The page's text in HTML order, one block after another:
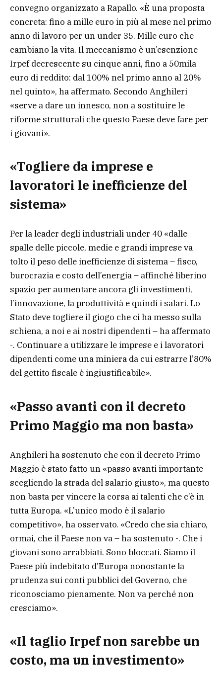
convegno organizzato a Rapallo. «È una proposta
concreta: fino a mille euro in più al mese nel primo
anno di lavoro per un under 35. Mille euro che
cambiano la vita. Il meccanismo è un’esenzione
Irpef decrescente su cinque anni, fino a 50mila
euro di reddito: dal 100% nel primo anno al 20%
nel quinto», ha affermato. Secondo Anghileri
«serve a dare un innesco, non a sostituire le
riforme strutturali che questo Paese deve fare per
i giovani».
«Togliere da imprese e
lavoratori le inefficienze del
sistema»
Per la leader degli industriali under 40 «dalle
spalle delle piccole, medie e grandi imprese va
tolto il peso delle inefficienze di sistema – fisco,
burocrazia e costo dell’energia – affinché liberino
spazio per aumentare ancora gli investimenti,
l’innovazione, la produttività e quindi i salari. Lo
Stato deve togliere il giogo che ci ha messo sulla
schiena, a noi e ai nostri dipendenti – ha affermato
-. Continuare a utilizzare le imprese e i lavoratori
dipendenti come una miniera da cui estrarre l’80%
del gettito fiscale è ingiustificabile».
«Passo avanti con il decreto
Primo Maggio ma non basta»
Anghileri ha sostenuto che con il decreto Primo
Maggio è stato fatto un «passo avanti importante
scegliendo la strada del salario giusto», ma questo
non basta per vincere la corsa ai talenti che c’è in
tutta Europa. «L’unico modo è il salario
competitivo», ha osservato. «Credo che sia chiaro,
ormai, che il Paese non va – ha sostenuto -. Che i
giovani sono arrabbiati. Sono bloccati. Siamo il
Paese più indebitato d’Europa nonostante la
prudenza sui conti pubblici del Governo, che
riconosciamo pienamente. Non va perché non
cresciamo».
«Il taglio Irpef non sarebbe un
costo, ma un investimento»